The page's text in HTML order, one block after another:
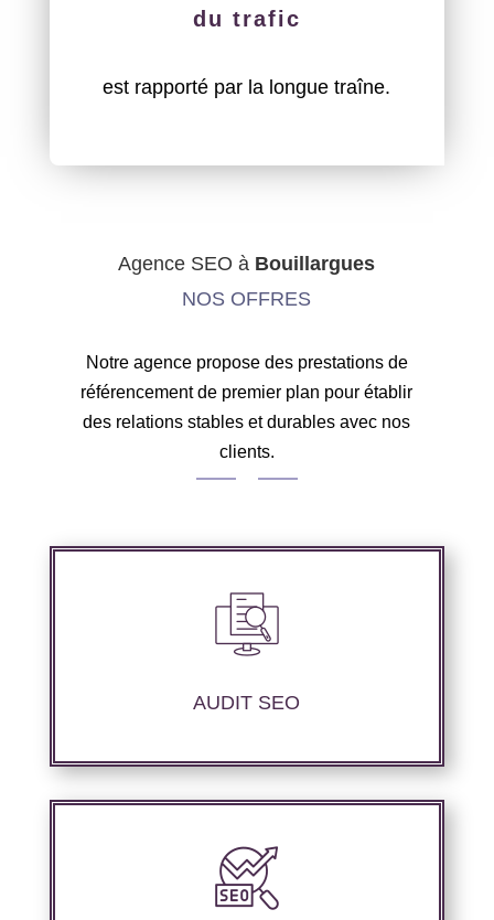
du trafic
est rapporté par la longue traîne.
Agence SEO à Bouillargues
NOS OFFRES
Notre agence propose des prestations de
référencement de premier plan pour établir
des relations stables et durables avec nos
clients.
AUDIT SEO
Audit complet de votre site web à travers les
mots clés pertinents, les principaux
Nous proposons des services d’optimisation
technique de site internet et d’ajustement de